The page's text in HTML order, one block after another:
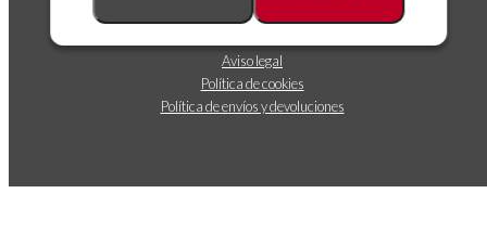
Contáctanos
Aviso legal
Política de cookies
Política de envíos y devoluciones